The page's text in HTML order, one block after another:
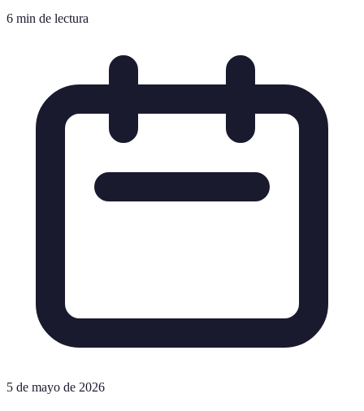
6 min de lectura
5 de mayo de 2026